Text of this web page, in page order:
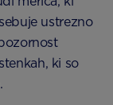
ustrezno
ki so